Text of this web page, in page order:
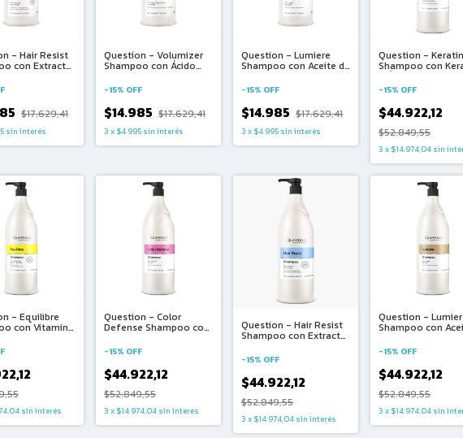
- Hair Resist
con Extracto
$17.629,41
sin interés
Question - Volumizer
Shampoo con Ácido
(330ml)
-15% OFF
$14.985 $17.629,41
3 x $4.995 sin interés
Question - Lumiere
Shampoo con Aceite de
-15% OFF
$14.985 $17.629,41
3 x $4.995 sin interés
Question -
Shampoo con
y Ácido Hialurónico
(1500ml)
-15% OFF
$44.922,12
$52.849,55
3 x $14.974,04 sin
- Equilibre
con Vitamina
sin interés
Question - Color
Defense Shampoo con
(1500ml)
-15% OFF
$44.922,12
$52.849,55
3 x $14.974,04 sin interés
Question - Hair Resist
Shampoo con Extracto
-15% OFF
$44.922,12
$52.849,55
3 x $14.974,04 sin interés
Question -
Shampoo con
-15% OFF
$44.922,12
$52.849,55
3 x $14.974,04 sin